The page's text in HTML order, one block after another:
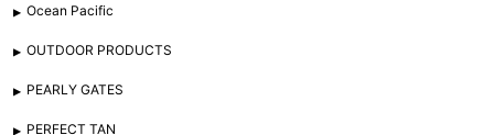
Ocean Pacific
OUTDOOR PRODUCTS
PEARLY GATES
PERFECT TAN